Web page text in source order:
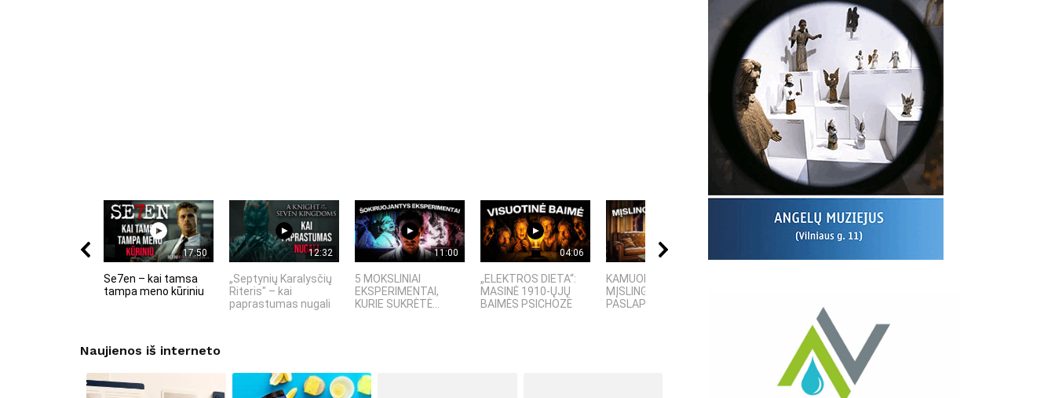
17:50
Se7en – kai tamsa
tampa meno kūriniu
12:32
„Septynių Karalysčių
Riteris" – kai
paprastumas nugali
11:00
5 MOKSLINIAI
EKSPERIMENTAI,
KURIE SUKRĖTĖ...
04:06
„ELEKTROS DIETA“:
MASINĖ 1910-ŲJŲ
BAIMĖS PSICHOZĖ
KAMUOLINIS ŽAIBAS:
MĮSLINGA GAMTOS
PASLAPTIS
Naujienos iš interneto